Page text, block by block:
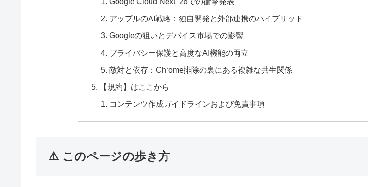
アップルのAI戦略：独自開発と外部連携のハイブリッド
Googleの狙いとデバイス市場での影響
プライバシー保護と高度なAI機能の両立
敵対と依存：Chrome排除の裏にある複雑な共生関係
【規約】はここから
コンテンツ作成ガイドラインおよび免責事項
⚠️ このページの歩き方